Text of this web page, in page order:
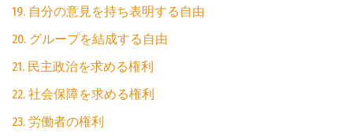
19. 自分の意見を持ち表明する自由
20. グループを結成する自由
21. 民主政治を求める権利
22. 社会保障を求める権利
23. 労働者の権利